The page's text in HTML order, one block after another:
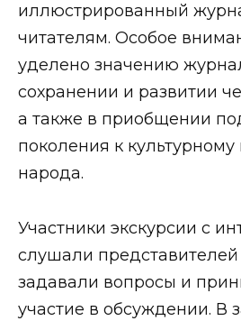
иллюстрированный
читателям. Особое
уделено значению
сохранении и развитии
а также в приобщении
поколения к
народа.
Участники экскурсии с
слушали представителей
задавали вопросы и
участие в обсуждении. В